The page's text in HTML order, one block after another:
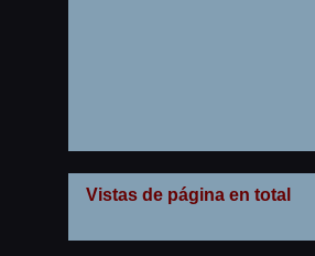
Vistas de página en total